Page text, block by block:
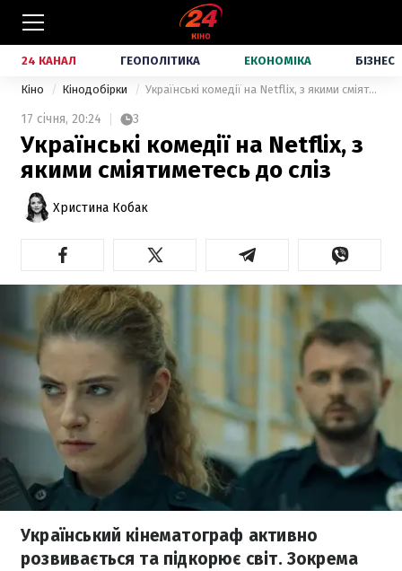
24 КАНАЛ ГЕОПОЛІТИКА ЕКОНОМІКА БІЗНЕС
Кіно Кінодобірки Українські комедії на Netflix, з якими сміятиметесь до сліз
17 січня, 20:24 3
Українські комедії на Netflix, з
якими сміятиметесь до сліз
Христина Кобак
Український кінематограф активно
розвивається та підкорює світ. Зокрема